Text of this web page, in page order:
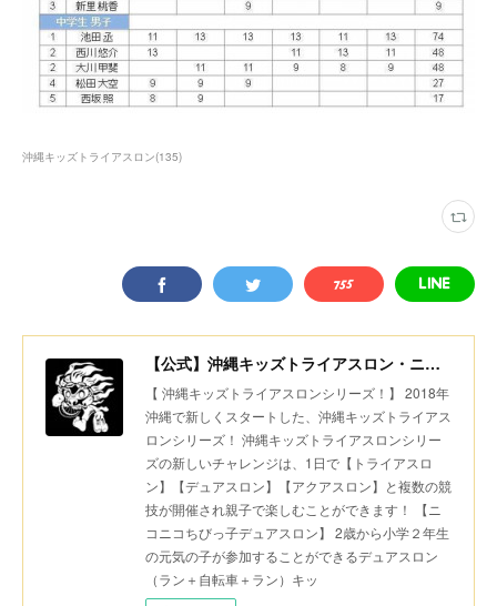
沖縄キッズトライアスロン(135)
【公式】沖縄キッズトライアスロン・ニコニコちびっ子デュアスロン・美ら島スポーツ
【 沖縄キッズトライアスロンシリーズ！】 2018年
沖縄で新しくスタートした、沖縄キッズトライアス
ロンシリーズ！ 沖縄キッズトライアスロンシリー
ズの新しいチャレンジは、1日で【トライアスロ
ン】【デュアスロン】【アクアスロン】と複数の競
技が開催され親子で楽しむことができます！ 【ニ
コニコちびっ子デュアスロン】 2歳から小学２年生
の元気の子が参加することができるデュアスロン
（ラン＋自転車＋ラン）キッ